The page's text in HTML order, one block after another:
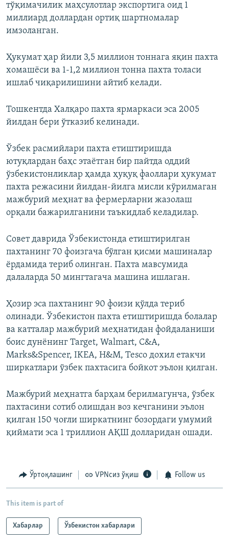
тўқимачилик маҳсулотлар экспортига оид 1
миллиард доллардан ортиқ шартномалар
имзоланган.
Ҳукумат ҳар йили 3,5 миллион тоннага яқин пахта
хомашёси ва 1-1,2 миллион тонна пахта толаси
ишлаб чиқарилишини айтиб келади.
Тошкентда Халқаро пахта ярмаркаси эса 2005
йилдан бери ўтказиб келинади.
Ўзбек расмийлари пахта етиштиришда
ютуқлардан баҳс этаётган бир пайтда оддий
ўзбекистонликлар ҳамда ҳуқуқ фаоллари ҳукумат
пахта режасини йилдан-йилга мисли кўрилмаган
мажбурий меҳнат ва фермерларни жазолаш
орқали бажарилганини таъкидлаб келадилар.
Совет даврида Ўзбекистонда етиштирилган
пахтанинг 70 фоизгача бўлган қисми машиналар
ёрдамида териб олинган. Пахта мавсумида
далаларда 50 мингтагача машина ишлаган.
Ҳозир эса пахтанинг 90 фоизи қўлда териб
олинади. Ўзбекистон пахта етиштиришда болалар
ва катталар мажбурий меҳнатидан фойдаланиши
боис дунёнинг Target, Walmart, C&A,
Marks&Spencer, IKEA, H&M, Tesco дохил етакчи
ширкатлари ўзбек пахтасига бойкот эълон қилган.
Мажбурий меҳнатга барҳам берилмагунча, ўзбек
пахтасини сотиб олишдан воз кечганини эълон
қилган 150 чоғли ширкатнинг бозордаги умумий
қиймати эса 1 триллион АҚШ долларидан ошади.
Ўртоқлашинг VPNсиз ўқиш Follow us
This item is part of
Хабарлар Ўзбекистон хабарлари